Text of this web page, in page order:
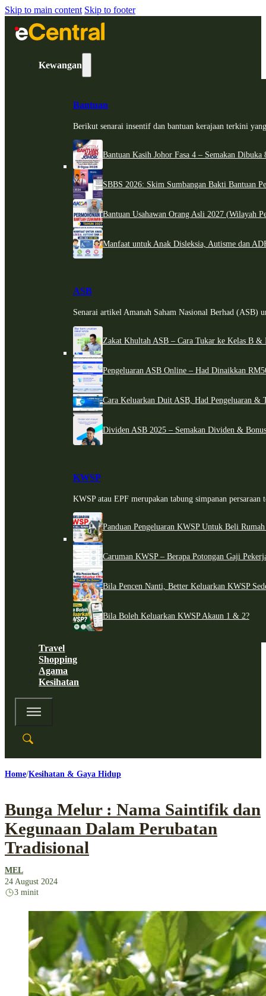
Skip to main content Skip to footer
Kewangan
Bantuan
Berikut senarai insentif dan bantuan kerajaan terkini
Bantuan Kasih Johor Fasa 4 – Semakan
SBBS 2026: Skim Sumbangan Bakti Bantuan
Bantuan Usahawan Orang Asli 2027 (Wilayah
Manfaat untuk Anak Disleksia, Autisme dan
ASB
Senarai artikel Amanah Saham Nasional Berhad (ASB)
Zakat Khultah ASB – Cara Tukar ke Kelas B &
Pengeluaran ASB Online – Had Dinaikkan
Cara Keluarkan Duit ASB, Had Pengeluaran &
Dividen ASB 2025 – Semakan Dividen &
KWSP
KWSP atau EPF merupakan tabung simpanan persaraan
Panduan Pengeluaran KWSP Untuk Beli
Caruman KWSP – Berapa Potongan Gaji
Bila Pencen Nanti, Better Keluarkan KWSP
Bila Boleh Keluarkan KWSP Akaun 1 & 2?
Travel
Shopping
Agama
Kesihatan
Home Kesihatan & Gaya Hidup
Bunga Melur : Nama Saintifik dan
Kegunaan Dalam Perubatan
Tradisional
MEL
24 August 2024
3 minit